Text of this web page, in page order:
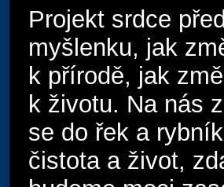
Projekt srdce
myšlenku, jak
k přírodě, jak
k životu. Na nás
se do řek a
čistota a život,